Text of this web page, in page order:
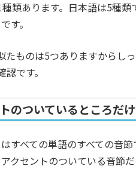
類あります。日本語は5種
す。
たものは5つありますからし
です。
のついているところだ
すべての単語のすべての音
クセントのついている音節だ